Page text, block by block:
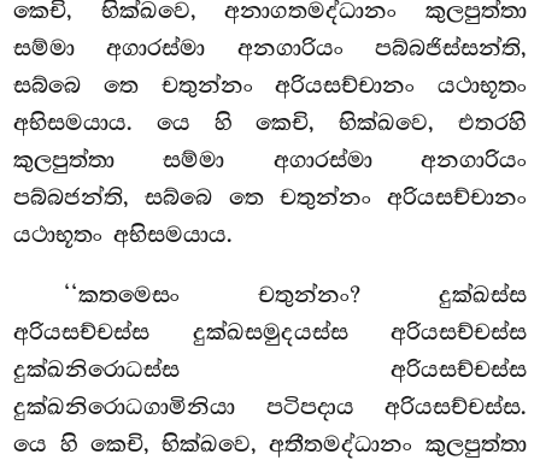
කෙචි, භික්ඛවෙ, අනාගතමද්ධානං කුලපුත්තා
සම්මා අගාරස්මා අනගාරියං පබ්බජිස්සන්ති,
සබ්බෙ තෙ චතුන්නං අරියසච්චානං යථාභූතං
අභිසමයාය. යෙ හි කෙචි, භික්ඛවෙ, එතරහි
කුලපුත්තා සම්මා අගාරස්මා අනගාරියං
පබ්බජන්ති, සබ්බෙ තෙ චතුන්නං අරියසච්චානං
යථාභූතං අභිසමයාය.
‘‘කතමෙසං චතුන්නං? දුක්ඛස්ස
අරියසච්චස්ස දුක්ඛසමුදයස්ස අරියසච්චස්ස
දුක්ඛනිරොධස්ස අරියසච්චස්ස
දුක්ඛනිරොධගාමිනියා පටිපදාය අරියසච්චස්ස.
යෙ හි කෙචි, භික්ඛවෙ, අතීතමද්ධානං කුලපුත්තා